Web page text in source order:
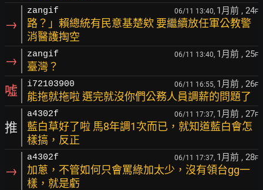
→
zangif 06/11 13:40, 1月前 , 24F
路？」賴總統有民意基楚欸 要繼續放任軍公教警
消醫護掏空
→ zangif 06/11 13:40, 1月前 , 25F
臺灣？
噓 i72103900 06/11 16:55, 1月前 , 26F
能拖就拖啦 選完就沒你們公務人員調薪的問題了
推
a4302f 06/11 17:37, 1月前 , 27F
藍白草好了啦 馬8年調1次而已，就知道藍白會怎
樣搞，反正
→
a4302f 06/11 17:37, 1月前 , 28F
加蔥，不管如何只會罵綠加太少，沒有領台gg一
樣，就是虧